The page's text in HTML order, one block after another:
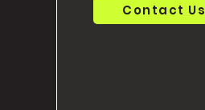
Contact Us